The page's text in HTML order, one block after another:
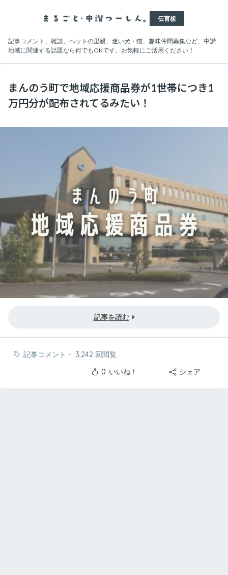
伝言板
記事コメント、雑談、ペットの里親、迷い犬・猫、趣味仲間募集など、中讃
地域に関連する話題なら何でもOKです。お気軽にご活用ください！
まんのう町で地域応援商品券が1世帯につき1
万円分が配布されてるみたい！
記事を読む
記事コメント ・ 3,242 回閲覧
シェア
0 いいね！